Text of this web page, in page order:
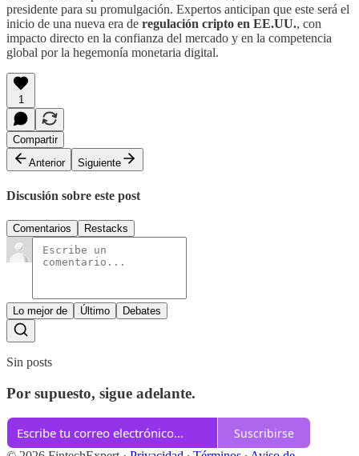
presidente para su promulgación. Expertos anticipan que este será el
inicio de una nueva era de regulación cripto en EE.UU., con
impacto directo en la confianza del mercado y en la competencia
global por la hegemonía monetaria digital.
1
Compartir
Anterior
Siguiente
Discusión sobre este post
Comentarios Restacks
Lo mejor de Último Debates
Sin posts
Por supuesto, sigue adelante.
Suscribirse